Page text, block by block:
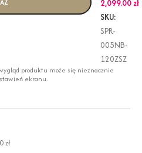
2,099.00 zł
SKU:
SPR-
005NB-
120ZSZ
produktu może się nieznacznie
ekranu.
zł